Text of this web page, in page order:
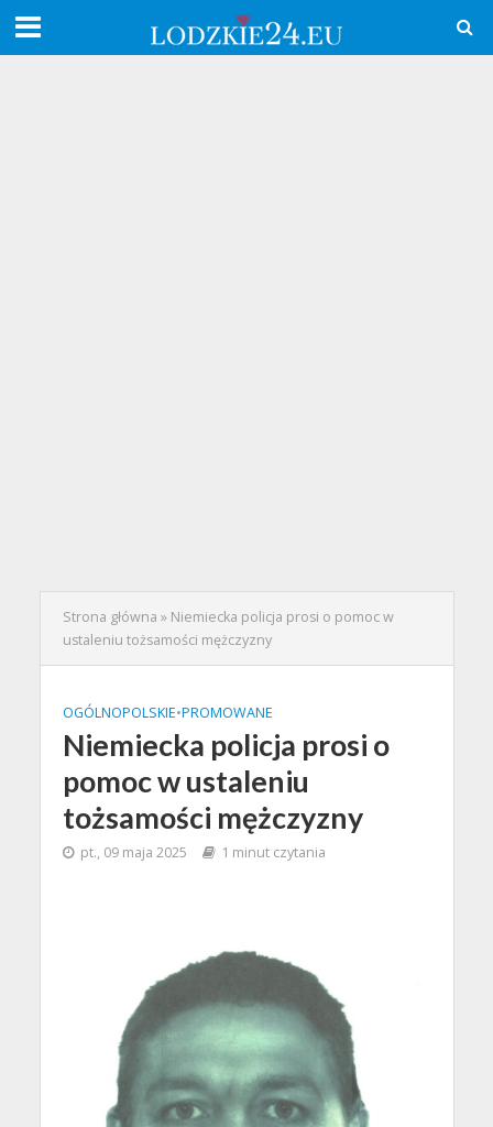
Strona główna » Niemiecka policja prosi o pomoc w
ustaleniu tożsamości mężczyzny
OGÓLNOPOLSKIE•PROMOWANE
Niemiecka policja prosi o
pomoc w ustaleniu
tożsamości mężczyzny
pt., 09 maja 2025 1 minut czytania